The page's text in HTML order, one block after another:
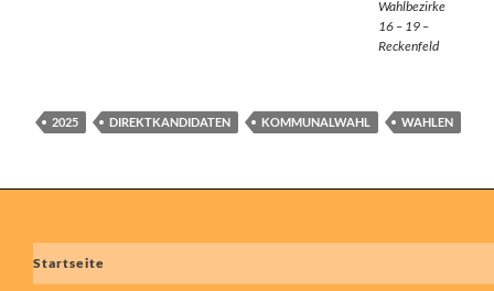
Wahlbezirke
16 – 19 –
Reckenfeld
2025 DIREKTKANDIDATEN KOMMUNALWAHL WAHLEN
Startseite